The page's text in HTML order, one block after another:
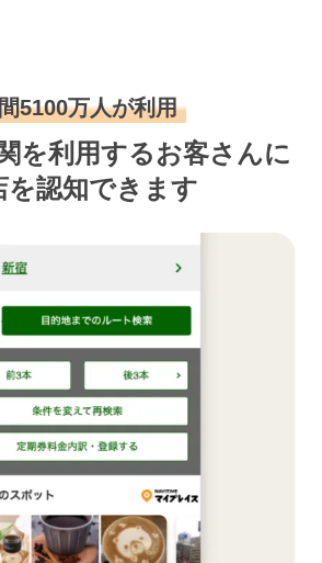
5100万人が利用
を利用するお客さんに
を認知できます